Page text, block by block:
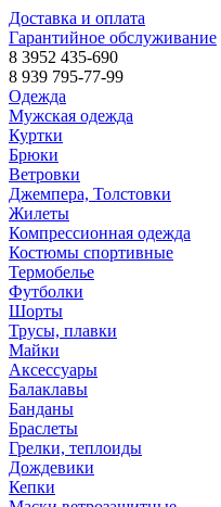
Доставка и оплата
Гарантийное обслуживание
8 3952 435-690
8 939 795-77-99
Одежда
Мужская одежда
Куртки
Брюки
Ветровки
Джемпера, Толстовки
Жилеты
Компрессионная одежда
Костюмы спортивные
Термобелье
Футболки
Шорты
Трусы, плавки
Майки
Аксессуары
Балаклавы
Банданы
Браслеты
Грелки, теплоиды
Дождевики
Кепки